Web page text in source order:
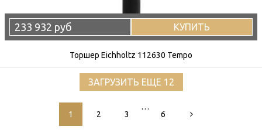
233 932 руб КУПИТЬ
Торшер Eichholtz 112630 Tempo
ЗАГРУЗИТЬ ЕЩЕ 12
1 2 3
…
6